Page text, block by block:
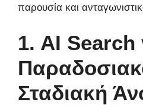
παρουσία και
1. AI Search
Σταδιακή